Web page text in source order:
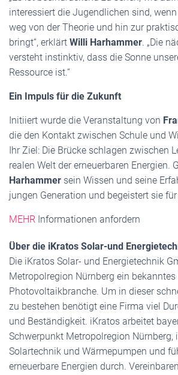
interessiert die Jugendlichen sind,
weg von der Theorie und hin zur
bringt“, erklärt Willi Harhammer. „Die
versteht instinktiv, dass die Sonne
Ressource ist.“
Ein Impuls für die Zukunft
Initiiert wurde die Veranstaltung von
die den Kontakt zwischen Schule und
Ihr Ziel: Die Brücke schlagen zwischen
realen Welt der erneuerbaren Energien.
Harhammer sein Wissen und seine
jungen Generation und begeistert sie
MEHR Informationen anfordern
Über die iKratos Solar-und
Die iKratos Solar- und Energietechnik
Metropolregion Nürnberg ein bekanntes
Photovoltaikbranche. Um in dieser
zu bestehen benötigt eine Firma viel
und Beständigkeit. iKratos arbeitet
Schwerpunkt Metropolregion Nürnberg,
Solartechnik und Wärmepumpen und
erneuerbare Energien durch.